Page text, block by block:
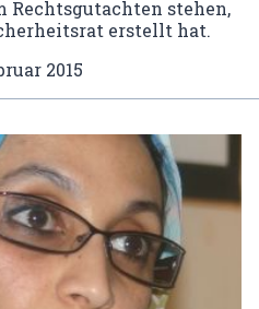
Rechtsgutachten stehen,
erstellt hat.
2015